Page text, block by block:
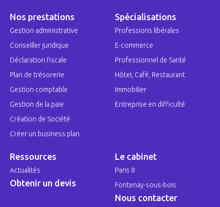
Nos prestations
Gestion administrative
Conseiller juridique
Déclaration fiscale
Plan de trésorerie
Gestion comptable
Gestion de la paie
Création de Société
Créer un business plan
Spécialisations
Professions libérales
E-commerce
Professionnel de Santé
Hôtel, Café, Restaurant
Immobilier
Entreprise en difficulté
Ressources
Actualités
Obtenir un devis
Le cabinet
Paris 8
Fontenay-sous-bois
Nous contacter